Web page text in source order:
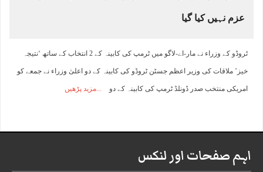
عزم نہیں کیا گیا
ٹروڈو کے وزراء نے مار-اے-لاگو میں ٹرمپ کی کابینہ کے 2 انتخاب کے ساتھ ‘نتیجہ
خیز’ ملاقات کی وزیر اعظم جسٹن ٹروڈو کی کابینہ کے دو اعلیٰ وزراء نے جمعے کو
امریکی منتخب صدر ڈونلڈ ٹرمپ کی کابینہ کے دو مزید پڑھیں
اہم صفحات اور لنکس